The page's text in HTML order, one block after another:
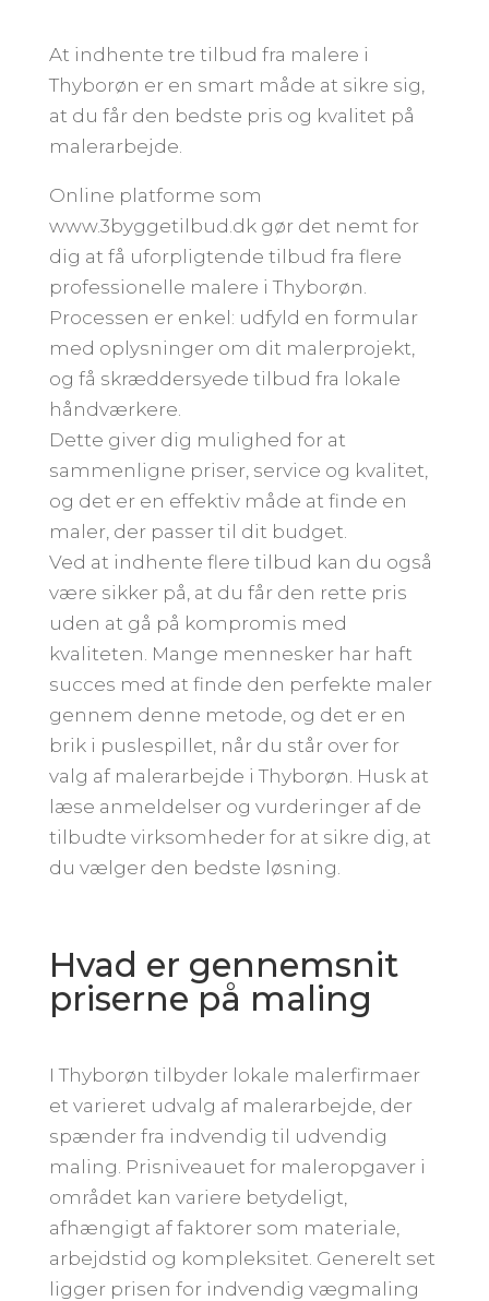
At indhente tre tilbud fra malere i
Thyborøn er en smart måde at sikre sig,
at du får den bedste pris og kvalitet på
malerarbejde.
Online platforme som
www.3byggetilbud.dk gør det nemt for
dig at få uforpligtende tilbud fra flere
professionelle malere i Thyborøn.
Processen er enkel: udfyld en formular
med oplysninger om dit malerprojekt,
og få skræddersyede tilbud fra lokale
håndværkere.
Dette giver dig mulighed for at
sammenligne priser, service og kvalitet,
og det er en effektiv måde at finde en
maler, der passer til dit budget.
Ved at indhente flere tilbud kan du også
være sikker på, at du får den rette pris
uden at gå på kompromis med
kvaliteten. Mange mennesker har haft
succes med at finde den perfekte maler
gennem denne metode, og det er en
brik i puslespillet, når du står over for
valg af malerarbejde i Thyborøn. Husk at
læse anmeldelser og vurderinger af de
tilbudte virksomheder for at sikre dig, at
du vælger den bedste løsning.
Hvad er gennemsnit
priserne på maling
I Thyborøn tilbyder lokale malerfirmaer
et varieret udvalg af malerarbejde, der
spænder fra indvendig til udvendig
maling. Prisniveauet for maleropgaver i
området kan variere betydeligt,
afhængigt af faktorer som materiale,
arbejdstid og kompleksitet. Generelt set
ligger prisen for indvendig vægmaling